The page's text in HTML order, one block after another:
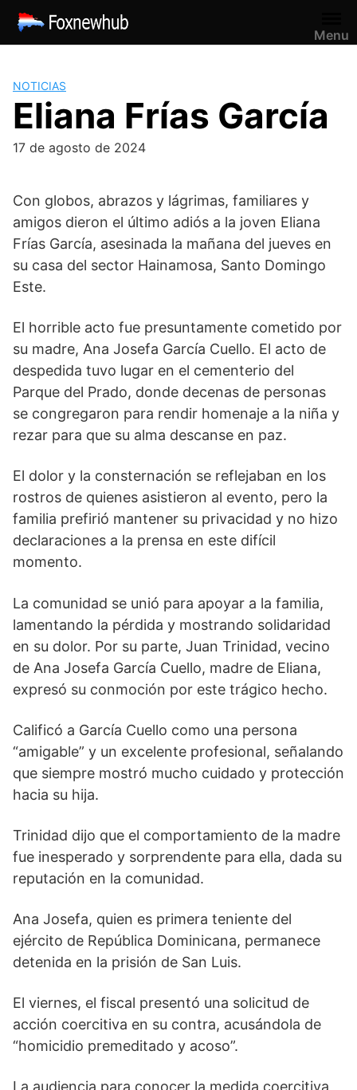
Saltar
contenido
Menu
NOTICIAS
Eliana Frías García
17 de agosto de 2024
Con globos, abrazos y lágrimas, familiares y
amigos dieron el último adiós a la joven Eliana
Frías García, asesinada la mañana del jueves en
su casa del sector Hainamosa, Santo Domingo
Este.
El horrible acto fue presuntamente cometido por
su madre, Ana Josefa García Cuello. El acto de
despedida tuvo lugar en el cementerio del
Parque del Prado, donde decenas de personas
se congregaron para rendir homenaje a la niña y
rezar para que su alma descanse en paz.
El dolor y la consternación se reflejaban en los
rostros de quienes asistieron al evento, pero la
familia prefirió mantener su privacidad y no hizo
declaraciones a la prensa en este difícil
momento.
La comunidad se unió para apoyar a la familia,
lamentando la pérdida y mostrando solidaridad
en su dolor. Por su parte, Juan Trinidad, vecino
de Ana Josefa García Cuello, madre de Eliana,
expresó su conmoción por este trágico hecho.
Calificó a García Cuello como una persona
“amigable” y un excelente profesional, señalando
que siempre mostró mucho cuidado y protección
hacia su hija.
Trinidad dijo que el comportamiento de la madre
fue inesperado y sorprendente para ella, dada su
reputación en la comunidad.
Ana Josefa, quien es primera teniente del
ejército de República Dominicana, permanece
detenida en la prisión de San Luis.
El viernes, el fiscal presentó una solicitud de
acción coercitiva en su contra, acusándola de
“homicidio premeditado y acoso”.
La audiencia para conocer la medida coercitiva